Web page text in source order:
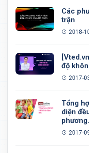
Các
trận
2018-
độ
2017-
Tổng
diện
đều,2017-